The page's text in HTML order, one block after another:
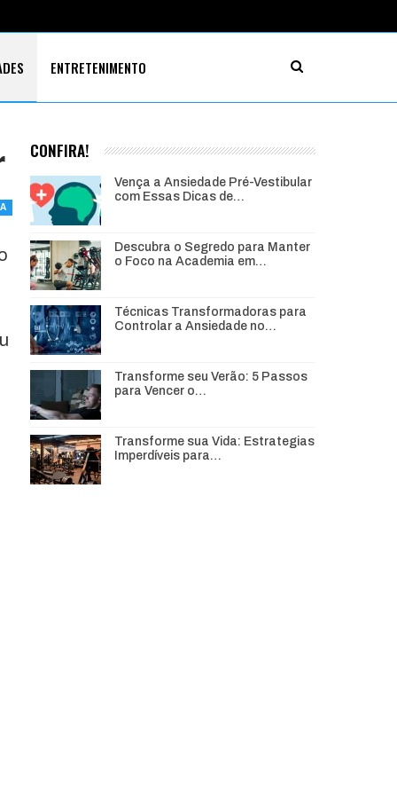
ENTRETENIMENTO
CONFIRA!
Vença a Ansiedade Pré-Vestibular
com Essas Dicas de…
Descubra o Segredo para Manter
o Foco na Academia em…
Técnicas Transformadoras para
Controlar a Ansiedade no…
Transforme seu Verão: 5 Passos
para Vencer o…
Transforme sua Vida: Estrategias
Imperdíveis para…